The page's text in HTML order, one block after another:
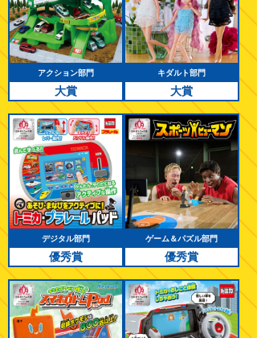
アクション部門
大賞
キダルト部門
大賞
デジタル部門
優秀賞
ゲーム＆パズル部門
優秀賞